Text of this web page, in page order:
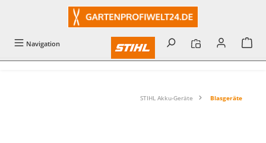
Navigation
STIHL Akku-Geräte Blasgeräte